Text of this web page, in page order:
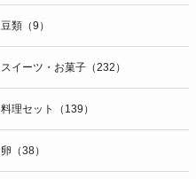
豆類（9）
スイーツ・お菓子（232）
料理セット（139）
卵（38）